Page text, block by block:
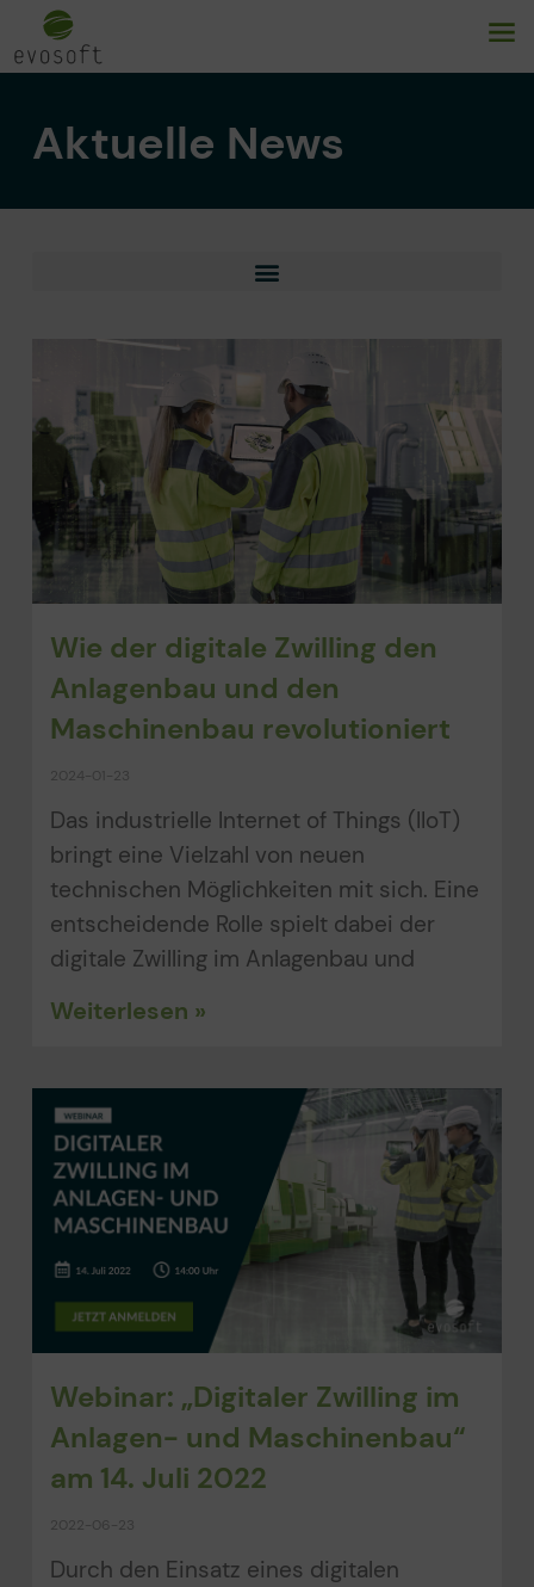
Aktuelle News
Wie der digitale Zwilling den
Anlagenbau und den
Maschinenbau revolutioniert
2024-01-23
Das industrielle Internet of Things (IIoT)
bringt eine Vielzahl von neuen
technischen Möglichkeiten mit sich. Eine
entscheidende Rolle spielt dabei der
digitale Zwilling im Anlagenbau und
Weiterlesen »
Webinar: „Digitaler Zwilling im
Anlagen- und Maschinenbau“
am 14. Juli 2022
2022-06-23
Durch den Einsatz eines digitalen